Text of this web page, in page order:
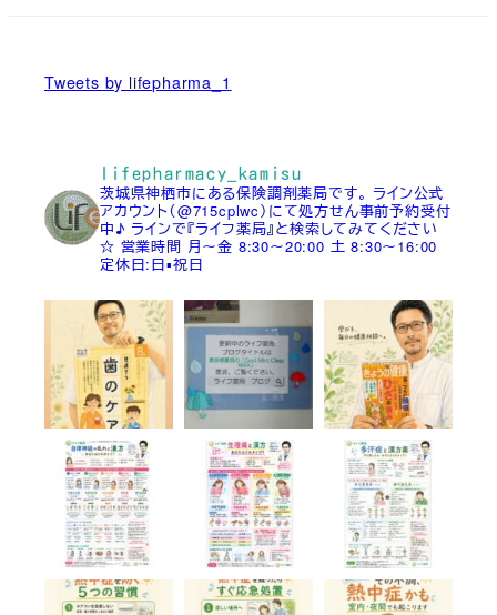
Tweets by lifepharma_1
lifepharmacy_kamisu
茨城県神栖市にある保険調剤薬局です。 ライン公式
アカウント（@715cplwc）にて処方せん事前予約受付
中♪ ラインで『ライフ薬局』と検索してみてください
☆ 営業時間 月～金 8:30～20:00 土 8:30～16:00
定休日:日▪祝日